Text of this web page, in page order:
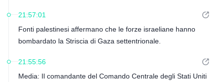
proprio popolo.
21:57:01
Fonti palestinesi affermano che le forze israeliane hanno
bombardato la Striscia di Gaza settentrionale.
21:55:56
Media: Il comandante del Comando Centrale degli Stati Uniti